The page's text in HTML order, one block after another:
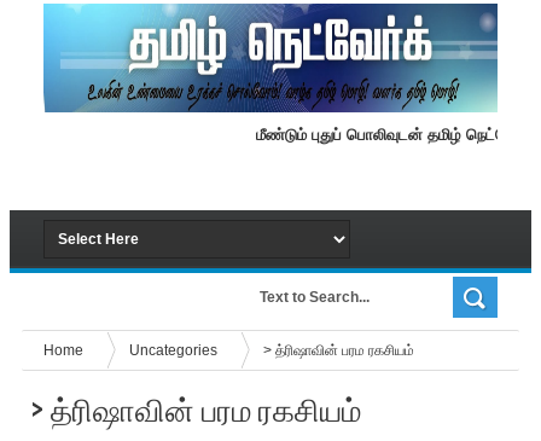
மீண்டும் புதுப் பொலிவுடன் தமிழ் நெட்வேர்க்.
Home Uncategories > த்ரிஷாவின் பரம ரகசியம்
> த்ரிஷாவின் பரம ரகசியம்